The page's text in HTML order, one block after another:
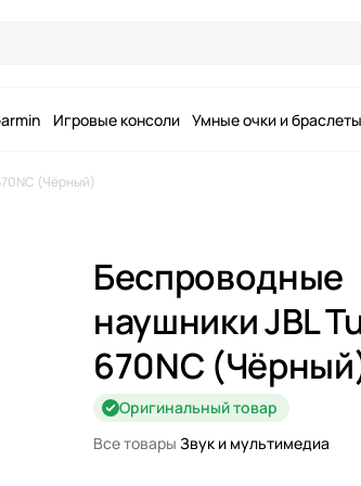
Игровые консоли Умные очки и браслеты
(Чёрный)
Беспроводные
наушники JBL
670NC
Оригинальный товар
Все товары Звук и мультимедиа